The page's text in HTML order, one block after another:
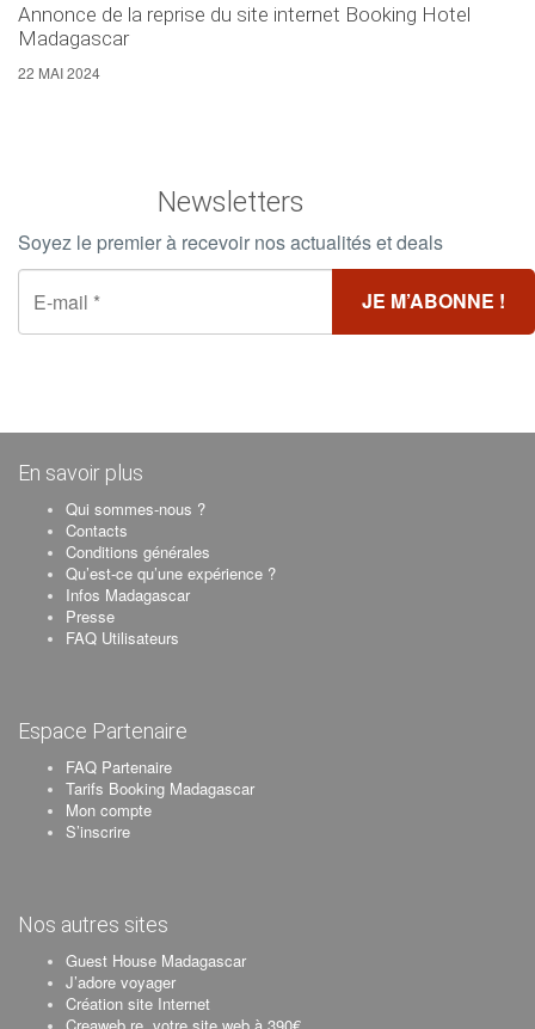
Annonce de la reprise du site internet Booking Hotel
Madagascar
22 MAI 2024
Newsletters
Soyez le premier à recevoir nos actualités et deals
En savoir plus
Qui sommes-nous ?
Contacts
Conditions générales
Qu’est-ce qu’une expérience ?
Infos Madagascar
Presse
FAQ Utilisateurs
Espace Partenaire
FAQ Partenaire
Tarifs Booking Madagascar
Mon compte
S’inscrire
Nos autres sites
Guest House Madagascar
J’adore voyager
Création site Internet
Creaweb.re, votre site web à 390€